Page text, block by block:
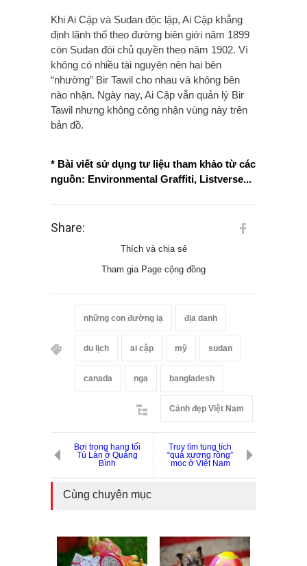
Khi Ai Cập và Sudan độc lập, Ai Cập khẳng
định lãnh thổ theo đường biên giới năm 1899
còn Sudan đòi chủ quyền theo năm 1902. Vì
không có nhiều tài nguyên nên hai bên
“nhường” Bir Tawil cho nhau và không bên
nào nhận. Ngày nay, Ai Cập vẫn quản lý Bir
Tawil nhưng không công nhận vùng này trên
bản đồ.
* Bài viết sử dụng tư liệu tham khảo từ các
nguồn: Environmental Graffiti, Listverse...
Share:
Thích và chia sẻ
Tham gia Page cộng đồng
những con đường lạ địa danh
du lịch ai cập mỹ sudan
canada nga bangladesh
Cảnh đẹp Việt Nam
Bơi trong hang tối
Tú Làn ở Quảng
Bình
Truy tìm tung tích
“quả xương rồng”
mọc ở Việt Nam
Cùng chuyên mục